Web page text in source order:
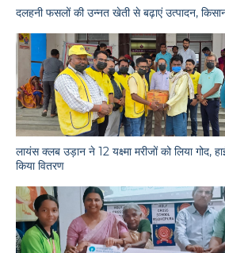
दलहनी फसलों की उन्नत खेती से बढ़ाएं उत्पादन,
लायंस क्लब उड़ान ने 12 यक्ष्मा मरीजों को लिया गोद,
किया वितरण